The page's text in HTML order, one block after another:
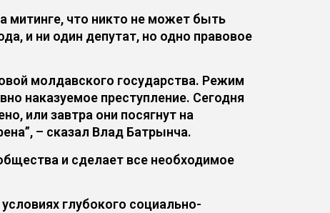
митинге, что никто не может быть
и ни один депутат, но одно правовое
молдавского государства. Режим
наказуемое преступление. Сегодня
или завтра они посягнут на
– сказал Влад Батрынча.
и сделает все необходимое
глубокого социально-